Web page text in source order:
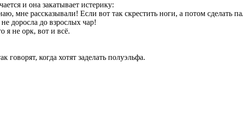
и она закатывает истерику:
мне рассказывали! Если вот так скрестить ноги, а потом сделать
доросла до взрослых чар!
я не орк, вот и всё.
когда хотят заделать полуэльфа.